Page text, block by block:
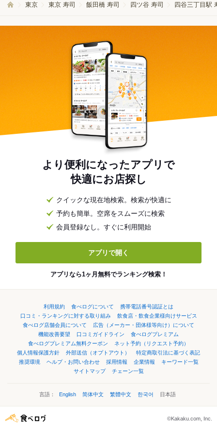
東京 東京 寿司 飯田橋 寿司 四ツ谷 寿司 四谷三丁目駅
より便利になったアプリで
快適にお店探し
クイックな現在地検索。検索が快適に
予約も簡単。空席をスムーズに検索
会員登録なし。すぐに利用開始
アプリで開く
アプリなら1ヶ月無料でランキング検索！
利用規約 食べログについて
携帯電話番号認証とは
口コミ・ランキングに対する取り組み
飲食店・飲食企業様向けサービス
食べログ店舗会員について
広告（メーカー・団体様等向け）について
機能改善要望
口コミガイドライン
食べログプレミアム
食べログプレミアム無料クーポン
ネット予約（リクエスト予約）
個人情報保護方針
外部送信（オプトアウト）
特定商取引法に基づく表記
推奨環境
ヘルプ・お問い合わせ 採用情報 企業情報
キーワード一覧
サイトマップ
チェーン一覧
言語： English 简体中文 繁體中文 한국어 日本語
©Kakaku.com, Inc.